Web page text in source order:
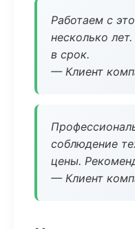
Работаем с
несколько
в срок.
— Клиент
соблюдение
цены.
— Клиент